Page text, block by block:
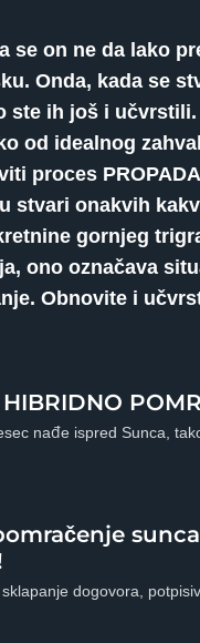
on ne da lako
Onda, kada se
ste ih još i učvrstili.
od idealnog
proces
stvari onakvih
gornjeg
ono označava
Obnovite i
nađe ispred Sunca,
dogovora,